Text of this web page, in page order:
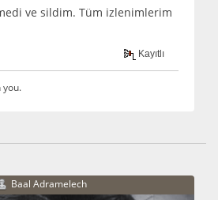
ve sildim. Tüm izlenimlerim
Kayıtlı
Baal Adramelech